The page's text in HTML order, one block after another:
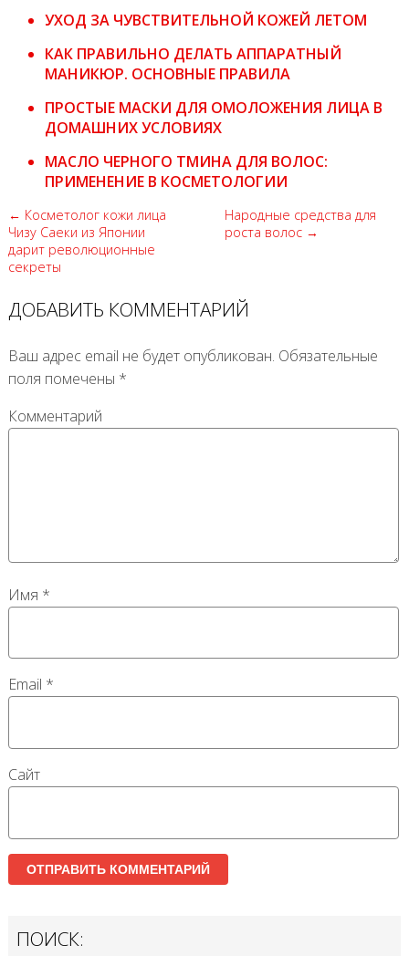
УХОД ЗА ЧУВСТВИТЕЛЬНОЙ КОЖЕЙ ЛЕТОМ
КАК ПРАВИЛЬНО ДЕЛАТЬ АППАРАТНЫЙ
МАНИКЮР. ОСНОВНЫЕ ПРАВИЛА
ПРОСТЫЕ МАСКИ ДЛЯ ОМОЛОЖЕНИЯ ЛИЦА В
ДОМАШНИХ УСЛОВИЯХ
МАСЛО ЧЕРНОГО ТМИНА ДЛЯ ВОЛОС:
ПРИМЕНЕНИЕ В КОСМЕТОЛОГИИ
← Косметолог кожи лица
Чизу Саеки из Японии
дарит революционные
секреты
Народные средства для
роста волос →
ДОБАВИТЬ КОММЕНТАРИЙ
Ваш адрес email не будет опубликован. Обязательные
поля помечены *
Комментарий
Имя *
Email *
Сайт
ПОИСК: